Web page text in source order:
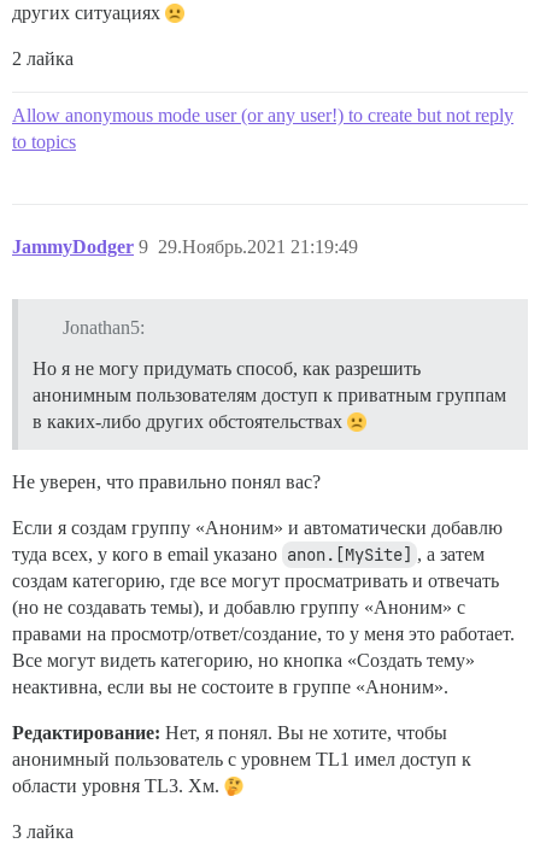
других ситуациях
2 лайка
Allow anonymous mode user (or any user!) to create but not reply
to topics
JammyDodger 29.Ноябрь.2021 21:19:49
9
Jonathan5:
Но я не могу придумать способ, как разрешить
анонимным пользователям доступ к приватным группам
в каких-либо других обстоятельствах
Не уверен, что правильно понял вас?
Если я создам группу «Аноним» и автоматически добавлю
туда всех, у кого в email указано anon.[MySite] , а затем
создам категорию, где все могут просматривать и отвечать
(но не создавать темы), и добавлю группу «Аноним» с
правами на просмотр/ответ/создание, то у меня это работает.
Все могут видеть категорию, но кнопка «Создать тему»
неактивна, если вы не состоите в группе «Аноним».
Редактирование: Нет, я понял. Вы не хотите, чтобы
анонимный пользователь с уровнем TL1 имел доступ к
области уровня TL3. Хм.
3 лайка